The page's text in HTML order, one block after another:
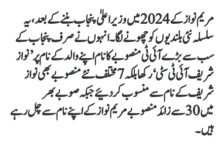
مریم نواز کے 2024 میں وزیراعلیٰ پنجاب بننے کے بعد، یہ
سلسلہ نئی بلندیوں کو چھونے لگا۔ انہوں نے صرف پنجاب کے
سب سے بڑے آئی ٹی منصوبے کا نام اپنے والد کے نام پر ’نواز
شریف آئی ٹی سٹی‘ رکھا بلکہ 7 مختلف نئے منصوبے بھی نواز
شریف کے نام سے منسوب کر دئیے جبکہ صوبے بھر
میں 30سے زائد منصوبے مریم نواز کے اپنے نام سے چل رہے
ہیں۔